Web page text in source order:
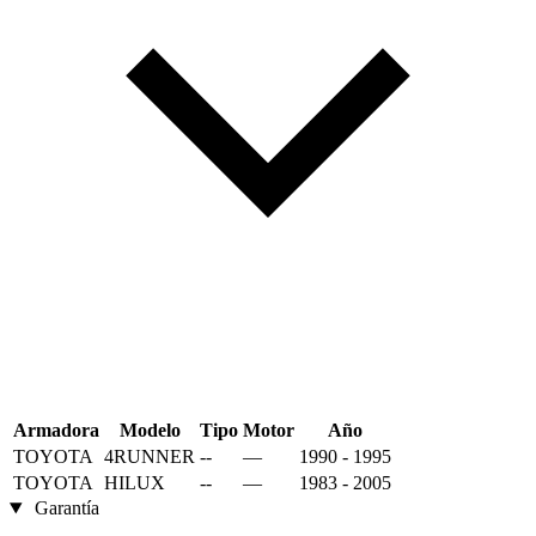
Armadora Modelo Tipo Motor
Año
TOYOTA
4RUNNER -- —
1990 - 1995
TOYOTA
HILUX -- —
1983 - 2005
Garantía